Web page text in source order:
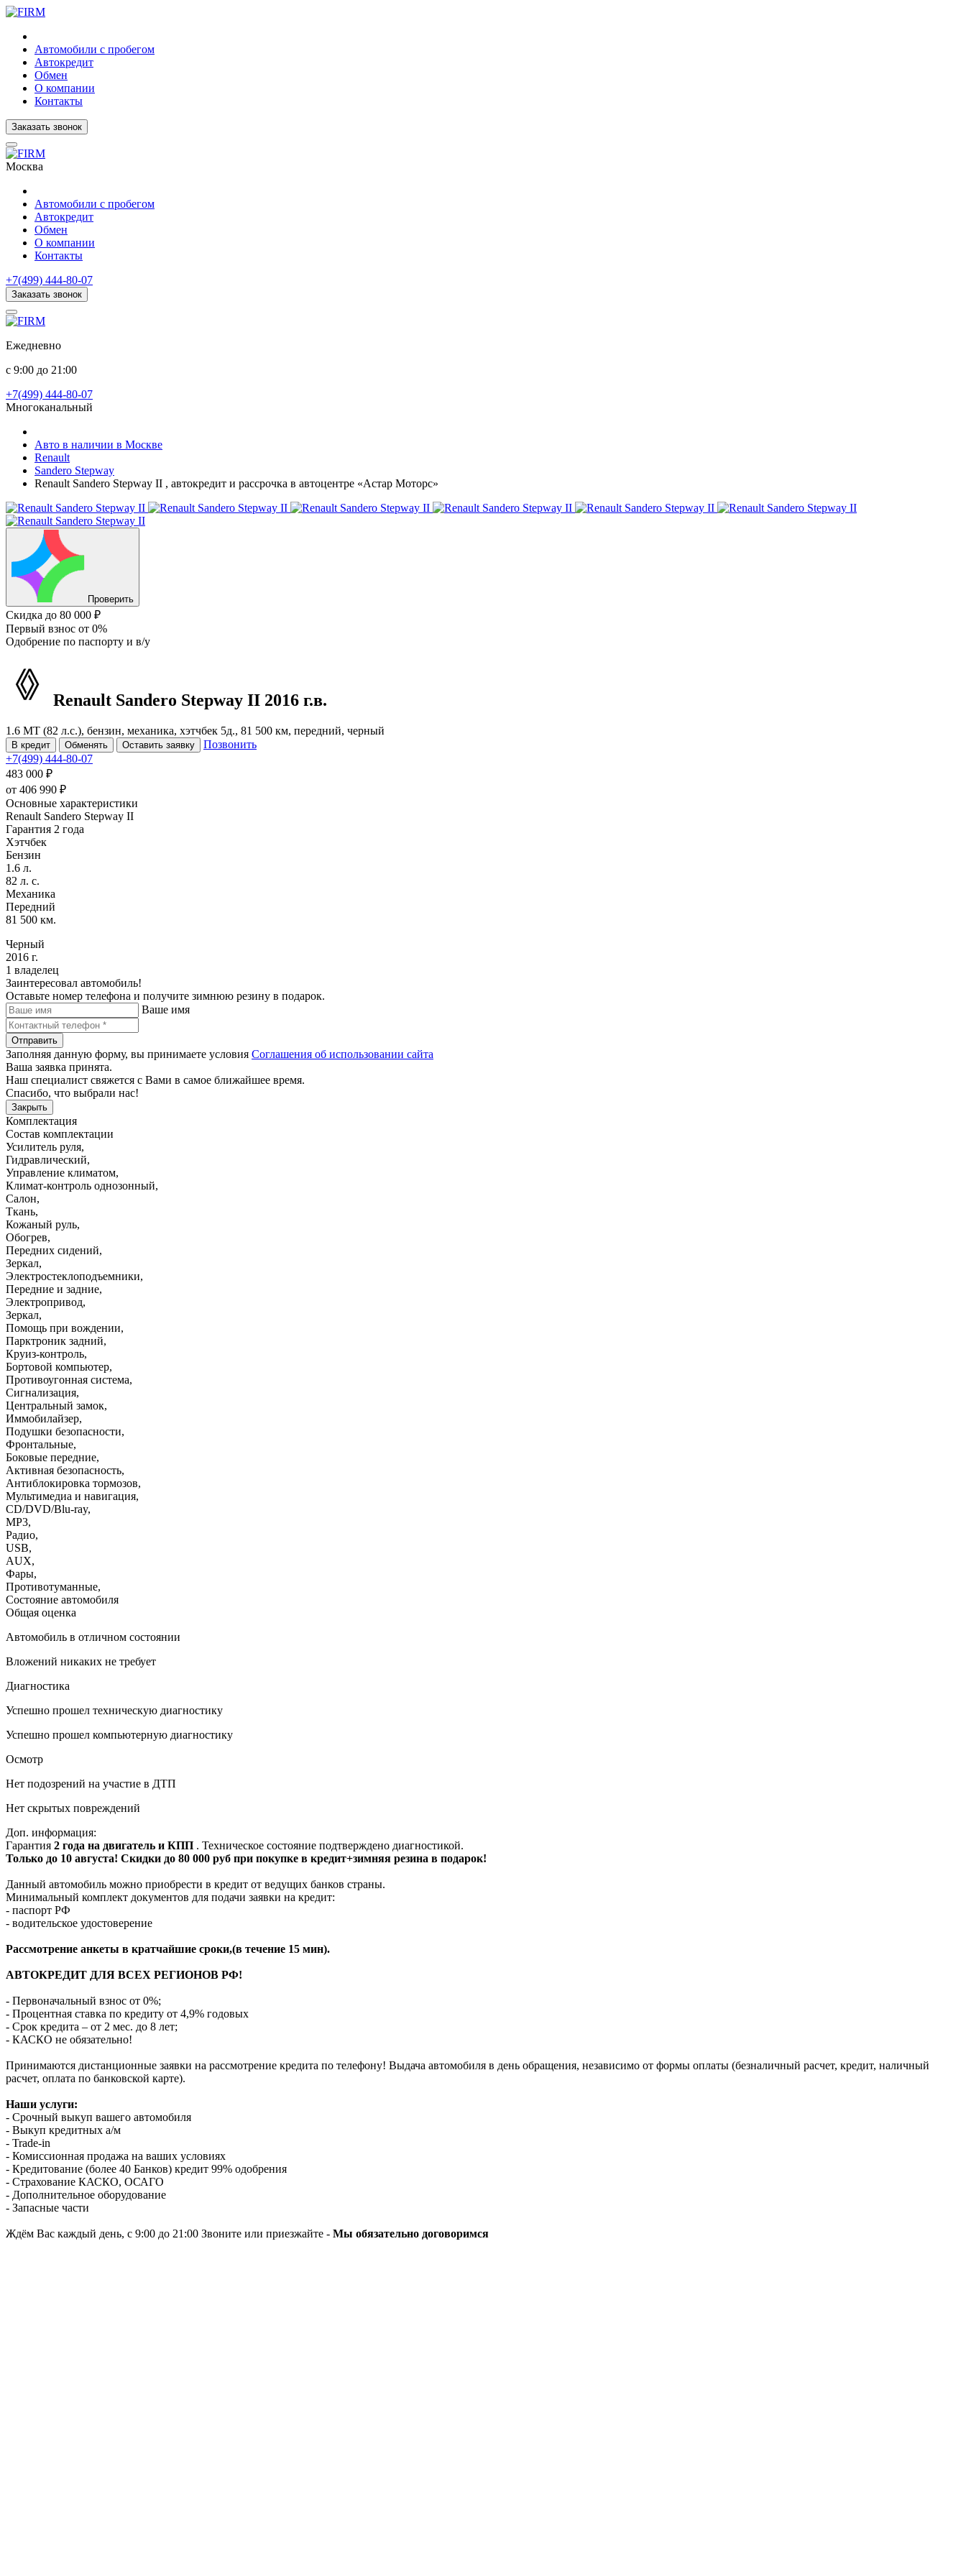
Автомобили с пробегом
Автокредит
Обмен
О компании
Контакты
Заказать звонок
Москва
Автомобили с пробегом
Автокредит
Обмен
О компании
Контакты
+7(499) 444-80-07
Заказать звонок
Ежедневно
с 9:00 до 21:00
+7(499) 444-80-07
Многоканальный
Авто в наличии в Москве
Renault
Sandero Stepway
Renault Sandero Stepway II , автокредит и рассрочка в автоцентре «Астар Моторс»
Проверить
Скидка до 80 000 ₽
Первый взнос от 0%
Одобрение по паспорту и в/у
Renault Sandero Stepway II 2016 г.в.
1.6 MT (82 л.с.), бензин, механика, хэтчбек 5д., 81 500 км, передний, черный
В кредит Обменять Оставить заявку
Позвонить
+7(499) 444-80-07
483 000 ₽
от 406 990 ₽
Основные характеристики
Renault Sandero Stepway II
Гарантия 2 года
Хэтчбек
Бензин
1.6 л.
82 л. с.
Механика
Передний
81 500 км.
Черный
2016 г.
1 владелец
Заинтересовал автомобиль!
Оставьте номер телефона и получите зимнюю резину в подарок.
Ваше имя
Отправить
Заполняя данную форму, вы принимаете условия Соглашения об использовании сайта
Ваша заявка принята.
Наш специалист свяжется с Вами в самое ближайшее время.
Спасибо, что выбрали нас!
Закрыть
Комплектация
Состав комплектации
Усилитель руля,
Гидравлический,
Управление климатом,
Климат-контроль однозонный,
Салон,
Ткань,
Кожаный руль,
Обогрев,
Передних сидений,
Зеркал,
Электростеклоподъемники,
Передние и задние,
Электропривод,
Зеркал,
Помощь при вождении,
Парктроник задний,
Круиз-контроль,
Бортовой компьютер,
Противоугонная система,
Сигнализация,
Центральный замок,
Иммобилайзер,
Подушки безопасности,
Фронтальные,
Боковые передние,
Активная безопасность,
Антиблокировка тормозов,
Мультимедиа и навигация,
CD/DVD/Blu-ray,
MP3,
Радио,
USB,
AUX,
Фары,
Противотуманные,
Состояние автомобиля
Общая оценка
Автомобиль в отличном состоянии
Вложений никаких не требует
Диагностика
Успешно прошел техническую диагностику
Успешно прошел компьютерную диагностику
Осмотр
Нет подозрений на участие в ДТП
Нет скрытых повреждений
Доп. информация:
Гарантия 2 года на двигатель и КПП . Техническое состояние подтверждено диагностикой.
Только до 10 августа! Скидки до 80 000 руб при покупке в кредит+зимняя резина в подарок!
Данный автомобиль можно приобрести в кредит от ведущих банков страны.
Минимальный комплект документов для подачи заявки на кредит:
- паспорт РФ
- водительское удостоверение
Рассмотрение анкеты в кратчайшие сроки,(в течение 15 мин).
АВТОКРЕДИТ ДЛЯ ВСЕХ РЕГИОНОВ РФ!
- Первоначальный взнос от 0%;
- Процентная ставка по кредиту от 4,9% годовых
- Срок кредита – от 2 мес. до 8 лет;
- КАСКО не обязательно!
Принимаются дистанционные заявки на рассмотрение кредита по телефону! Выдача автомобиля в день обращения, независимо от формы оплаты (безналичный расчет, кредит, наличный
расчет, оплата по банковской карте).
Наши услуги:
- Срочный выкуп вашего автомобиля
- Выкуп кредитных а/м
- Trade-in
- Комиссионная продажа на ваших условиях
- Кредитование (более 40 Банков) кредит 99% одобрения
- Страхование КАСКО, ОСАГО
- Дополнительное оборудование
- Запасные части
Ждём Вас каждый день, с 9:00 до 21:00 Звоните или приезжайте - Мы обязательно договоримся